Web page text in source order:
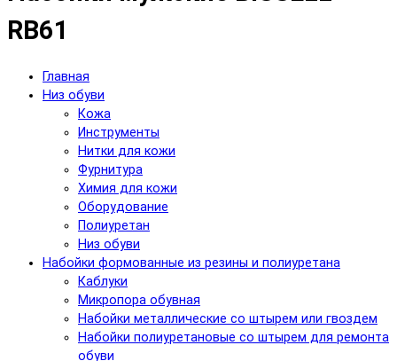
RB61
Главная
Низ обуви
Кожа
Инструменты
Нитки для кожи
Фурнитура
Химия для кожи
Оборудование
Полиуретан
Низ обуви
Набойки формованные из резины и полиуретана
Каблуки
Микропора обувная
Набойки металлические со штырем или гвоздем
Набойки полиуретановые со штырем для ремонта
обуви